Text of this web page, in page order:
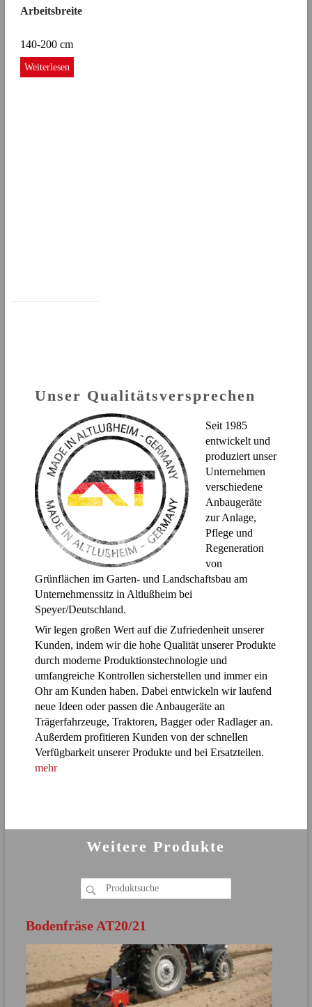
Arbeitsbreite
140-200 cm
Weiterlesen
Unser Qualitätsversprechen
Seit 1985
entwickelt und
produziert unser
Unternehmen
verschiedene
Anbaugeräte
zur Anlage,
Pflege und
Regeneration
von
Grünflächen im Garten- und Landschaftsbau am
Unternehmenssitz in Altlußheim bei
Speyer/Deutschland.
Wir legen großen Wert auf die Zufriedenheit unserer
Kunden, indem wir die hohe Qualität unserer Produkte
durch moderne Produktionstechnologie und
umfangreiche Kontrollen sicherstellen und immer ein
Ohr am Kunden haben. Dabei entwickeln wir laufend
neue Ideen oder passen die Anbaugeräte an
Trägerfahrzeuge, Traktoren, Bagger oder Radlager an.
Außerdem profitieren Kunden von der schnellen
Verfügbarkeit unserer Produkte und bei Ersatzteilen.
mehr
Weitere Produkte
Bodenfräse AT20/21